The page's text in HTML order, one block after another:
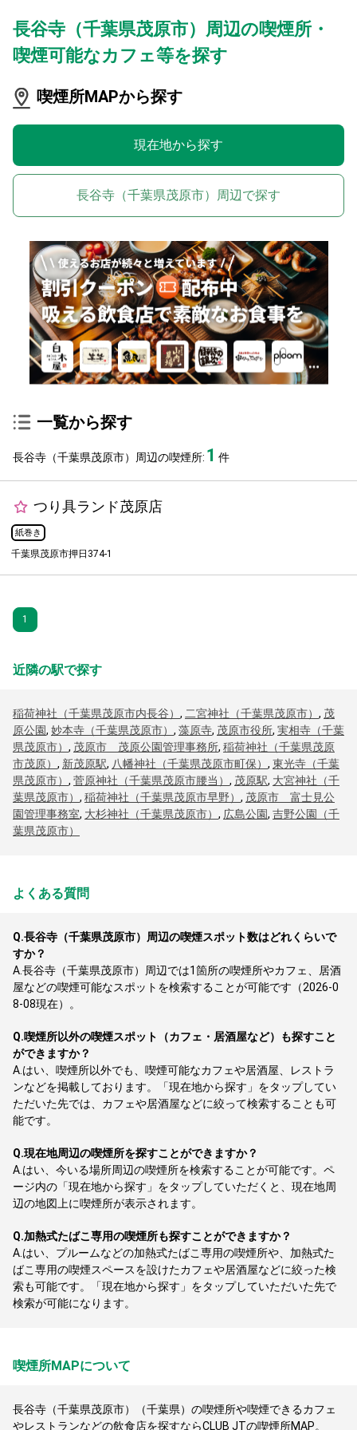
長谷寺（千葉県茂原市）周辺の喫煙所・
喫煙可能なカフェ等を探す
喫煙所MAPから探す
現在地から探す
長谷寺（千葉県茂原市）周辺で探す
一覧から探す
長谷寺（千葉県茂原市）周辺の喫煙所: 1 件
つり具ランド茂原店
紙巻き
千葉県茂原市押日374-1
1
近隣の駅で探す
稲荷神社（千葉県茂原市内長谷） , 二宮神社（千葉県茂原市） , 茂
原公園, 妙本寺（千葉県茂原市） , 藻原寺, 茂原市役所, 実相寺（千葉
県茂原市） , 茂原市 茂原公園管理事務所, 稲荷神社（千葉県茂原
市茂原） , 新茂原駅, 八幡神社（千葉県茂原市町保） , 東光寺（千葉
県茂原市） , 菅原神社（千葉県茂原市腰当） , 茂原駅, 大宮神社（千
葉県茂原市） , 稲荷神社（千葉県茂原市早野） , 茂原市 富士見公
園管理事務室, 大杉神社（千葉県茂原市） , 広島公園, 吉野公園（千
葉県茂原市）
よくある質問
Q.長谷寺（千葉県茂原市）周辺の喫煙スポット数はどれくらいで
すか？
A.長谷寺（千葉県茂原市）周辺では1箇所の喫煙所やカフェ、居酒
屋などの喫煙可能なスポットを検索することが可能です（2026-0
8-08現在）。
Q.喫煙所以外の喫煙スポット（カフェ・居酒屋など）も探すこと
ができますか？
A. はい、喫煙所以外でも、喫煙可能なカフェや居酒屋、レストラ
ンなどを掲載しております。「現在地から探す」をタップしてい
ただいた先では、カフェや居酒屋などに絞って検索することも可
能です。
Q.現在地周辺の喫煙所を探すことができますか？
A. はい、今いる場所周辺の喫煙所を検索することが可能です。ペ
ージ内の「現在地から探す」をタップしていただくと、現在地周
辺の地図上に喫煙所が表示されます。
Q.加熱式たばこ専用の喫煙所も探すことができますか？
A. はい、プルームなどの加熱式たばこ専用の喫煙所や、加熱式た
ばこ専用の喫煙スペースを設けたカフェや居酒屋などに絞った検
索も可能です。「現在地から探す」をタップしていただいた先で
検索が可能になります。
喫煙所MAPについて
長谷寺（千葉県茂原市）（千葉県）の喫煙所や喫煙できるカフェ
やレストランなどの飲食店を探すならCLUB JTの喫煙所MAP。